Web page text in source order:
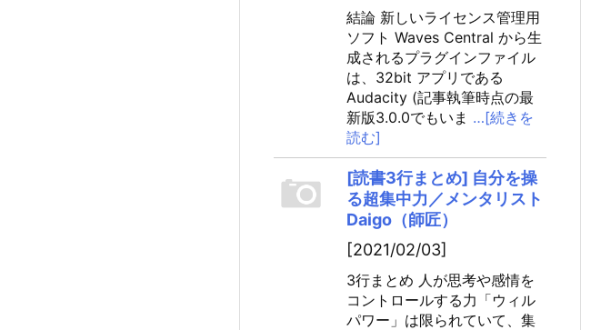
結論 新しいライセンス管理用
ソフト Waves Central から生
成されるプラグインファイル
は、32bit アプリである
Audacity (記事執筆時点の最
新版3.0.0でもいま …[続きを
読む]
[読書3行まとめ] 自分を操
る超集中力／メンタリスト
Daigo（師匠）
[2021/02/03]
3行まとめ 人が思考や感情を
コントロールする力「ウィル
パワー」は限られていて、集